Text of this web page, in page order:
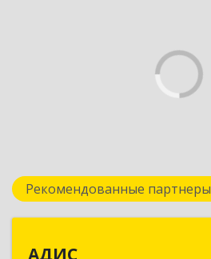
Рекомендованные партнеры
АДИС